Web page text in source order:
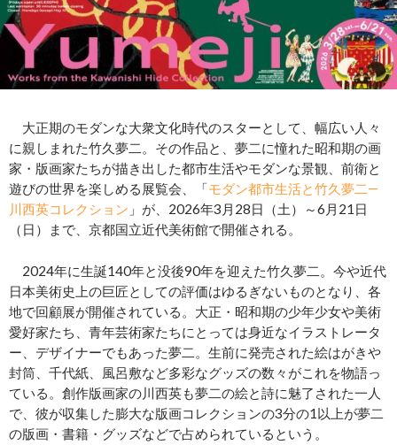
大正期のモダンな大衆文化時代のスターとして、幅広い人々
に親しまれた竹久夢二。その作品と、夢二に憧れた昭和期の画
家・版画家たちが描き出した都市生活やモダンな景観、前衛と
遊びの世界を楽しめる展覧会、「モダン都市生活と竹久夢二―
川西英コレクション 」が、2026年3月28日（土）～6月21日
（日）まで、京都国立近代美術館で開催される。
2024年に生誕140年と没後90年を迎えた竹久夢二。今や近代
日本美術史上の巨匠としての評価はゆるぎないものとなり、各
地で回顧展が開催されている。大正・昭和期の少年少女や美術
愛好家たち、青年芸術家たちにとっては身近なイラストレータ
ー、デザイナーでもあった夢二。生前に発売された絵はがきや
封筒、千代紙、風呂敷など多彩なグッズの数々がこれを物語っ
ている。創作版画家の川西英も夢二の絵と詩に魅了された一人
で、彼が収集した膨大な版画コレクションの3分の1以上が夢二
の版画・書籍・グッズなどで占められているという。